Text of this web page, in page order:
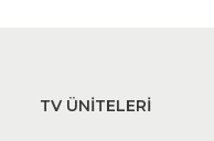
TV ÜNİTELERİ